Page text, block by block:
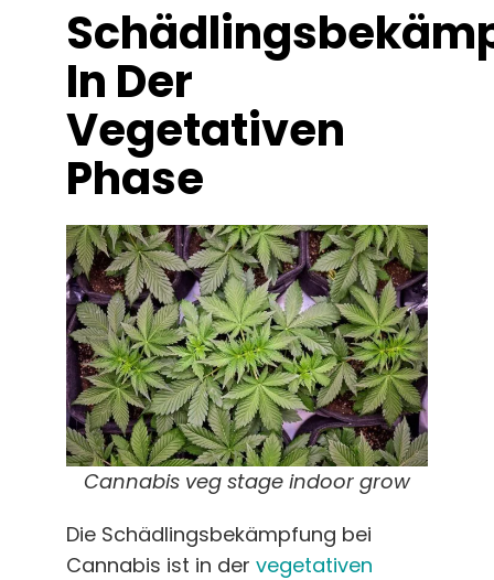
In Der
Vegetativen
Phase
Cannabis veg stage indoor grow
Die Schädlingsbekämpfung bei
Cannabis ist in der vegetativen